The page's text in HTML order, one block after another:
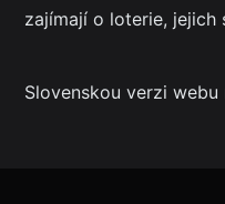
zajímají o loterie,
Slovenskou verzi webu